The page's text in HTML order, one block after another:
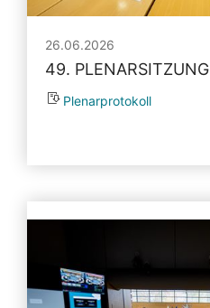
26.06.2026
49. PLENARSITZUNG
Plenarprotokoll